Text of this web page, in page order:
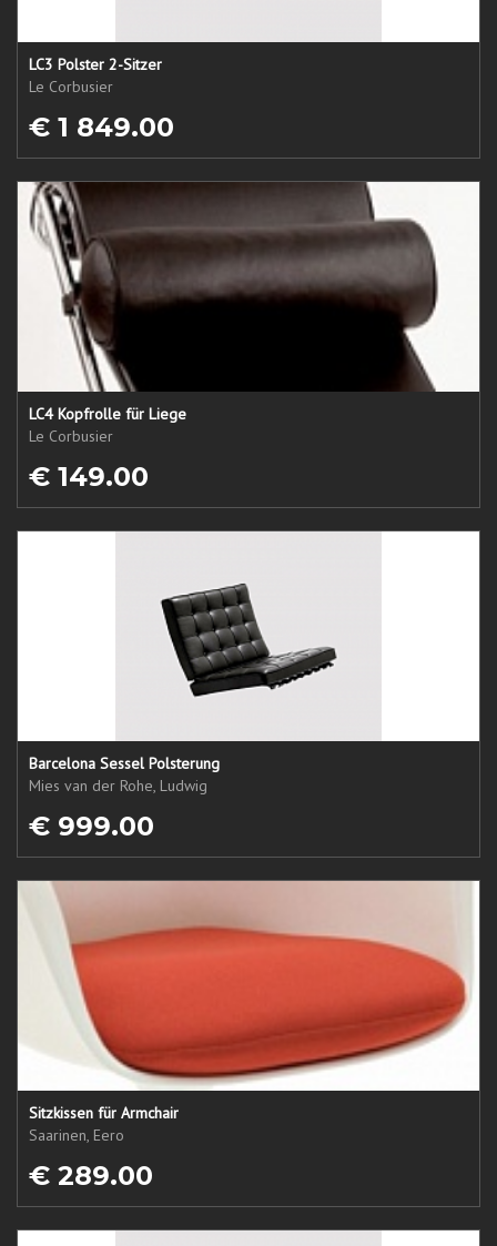
LC3 Polster 2-Sitzer
Le Corbusier
€ 1 849.00
LC4 Kopfrolle für Liege
Le Corbusier
€ 149.00
Barcelona Sessel Polsterung
Mies van der Rohe, Ludwig
€ 999.00
Sitzkissen für Armchair
Saarinen, Eero
€ 289.00